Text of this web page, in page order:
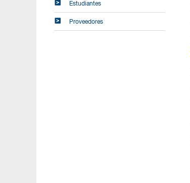
Estudiantes
Proveedores